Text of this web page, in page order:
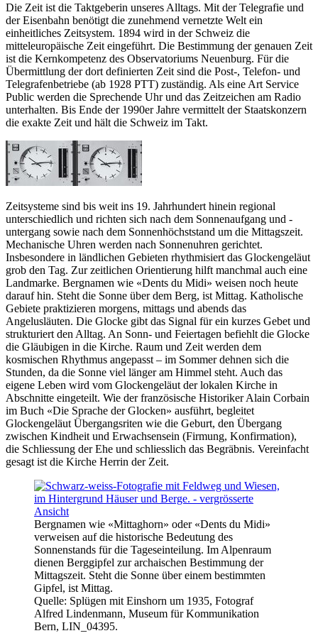
Die Zeit ist die Taktgeberin unseres Alltags. Mit der Telegrafie und
der Eisenbahn benötigt die zunehmend vernetzte Welt ein
einheitliches Zeitsystem. 1894 wird in der Schweiz die
mitteleuropäische Zeit eingeführt. Die Bestimmung der genauen Zeit
ist die Kernkompetenz des Observatoriums Neuenburg. Für die
Übermittlung der dort definierten Zeit sind die Post-, Telefon- und
Telegrafenbetriebe (ab 1928 PTT) zuständig. Als eine Art Service
Public werden die Sprechende Uhr und das Zeitzeichen am Radio
unterhalten. Bis Ende der 1990er Jahre vermittelt der Staatskonzern
die exakte Zeit und hält die Schweiz im Takt.
Zeitsysteme sind bis weit ins 19. Jahrhundert hinein regional
unterschiedlich und richten sich nach dem Sonnenaufgang und -
untergang sowie nach dem Sonnenhöchststand um die Mittagszeit.
Mechanische Uhren werden nach Sonnenuhren gerichtet.
Insbesondere in ländlichen Gebieten rhythmisiert das Glockengeläut
grob den Tag. Zur zeitlichen Orientierung hilft manchmal auch eine
Landmarke. Bergnamen wie «Dents du Midi» weisen noch heute
darauf hin. Steht die Sonne über dem Berg, ist Mittag. Katholische
Gebiete praktizieren morgens, mittags und abends das
Angelusläuten. Die Glocke gibt das Signal für ein kurzes Gebet und
strukturiert den Alltag. An Sonn- und Feiertagen befiehlt die Glocke
die Gläubigen in die Kirche. Raum und Zeit werden dem
kosmischen Rhythmus angepasst – im Sommer dehnen sich die
Stunden, da die Sonne viel länger am Himmel steht. Auch das
eigene Leben wird vom Glockengeläut der lokalen Kirche in
Abschnitte eingeteilt. Wie der französische Historiker Alain Corbain
im Buch «Die Sprache der Glocken» ausführt, begleitet
Glockengeläut Übergangsriten wie die Geburt, den Übergang
zwischen Kindheit und Erwachsensein (Firmung, Konfirmation),
die Schliessung der Ehe und schliesslich das Begräbnis. Vereinfacht
gesagt ist die Kirche Herrin der Zeit.
Bergnamen wie «Mittaghorn» oder «Dents du Midi»
verweisen auf die historische Bedeutung des
Sonnenstands für die Tageseinteilung. Im Alpenraum
dienen Berggipfel zur archaischen Bestimmung der
Mittagszeit. Steht die Sonne über einem bestimmten
Gipfel, ist Mittag.
Quelle: Splügen mit Einshorn um 1935, Fotograf
Alfred Lindenmann, Museum für Kommunikation
Bern, LIN_04395.